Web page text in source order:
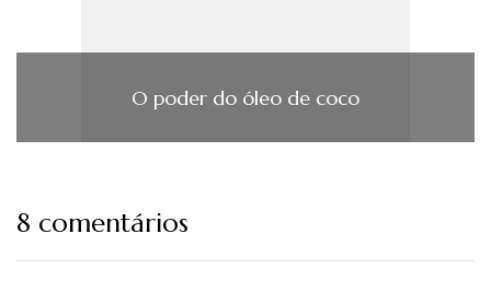
O poder do óleo de coco
8 comentários